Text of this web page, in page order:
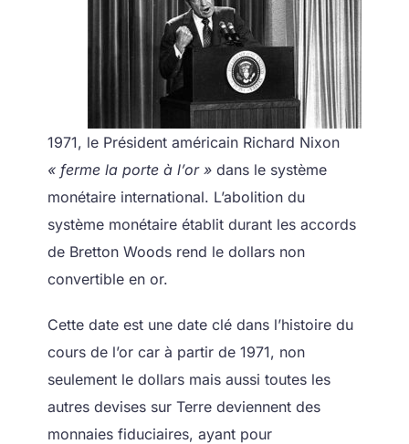
1971, le Président américain Richard Nixon
« ferme la porte à l’or » dans le système
monétaire international. L’abolition du
système monétaire établit durant les accords
de Bretton Woods rend le dollars non
convertible en or.
Cette date est une date clé dans l’histoire du
cours de l’or car à partir de 1971, non
seulement le dollars mais aussi toutes les
autres devises sur Terre deviennent des
monnaies fiduciaires, ayant pour